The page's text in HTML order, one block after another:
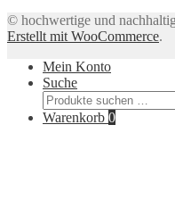
© hochwertige und
Erstellt mit WooCommerce.
Mein Konto
Suche
Suchen
nach:
Warenkorb 0